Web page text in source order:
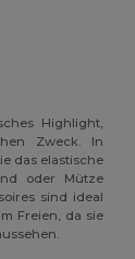
Highlight,
Zweck. In
das elastische
oder Mütze
sind ideal
Freien, da sie